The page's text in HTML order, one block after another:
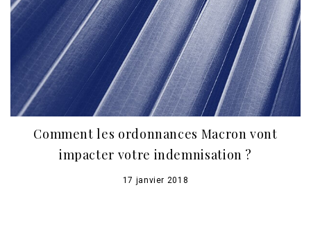
Comment les ordonnances Macron vont
impacter votre indemnisation ?
17 janvier 2018